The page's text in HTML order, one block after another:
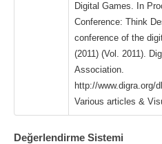
Digital Games. In
Conference: Think
conference of the
(2011) (Vol. 2011).
Association.
http://www.digra.org/
Various articles &
Değerlendirme Sistemi